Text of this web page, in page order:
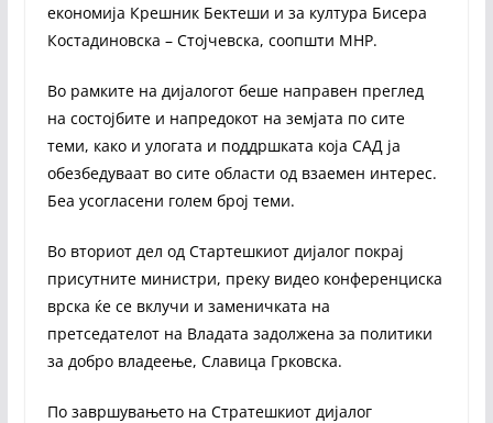
економија Крешник Бектеши и за култура Бисера
Костадиновска – Стојчевска, соопшти МНР.
Во рамките на дијалогот беше направен преглед
на состојбите и напредокот на земјата по сите
теми, како и улогата и поддршката која САД ја
обезбедуваат во сите области од взаемен интерес.
Беа усогласени голем број теми.
Во вториот дел од Стартешкиот дијалог покрај
присутните министри, преку видео конференциска
врска ќе се вклучи и заменичката на
претседателот на Владата задолжена за политики
за добро владеење, Славица Грковска.
По завршувањето на Стратешкиот дијалог